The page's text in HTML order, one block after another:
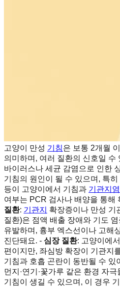
고양이 만성 기침은 보통 2개월
의미하며, 여러 질환의 신호일 수
바이러스나 세균 감염으로 인한
기침의 원인이 될 수 있으며, 특
등이 고양이에서 기침과 기관지염
여부는 PCR 검사나 배양을 통해
질환: 기관지
확장증이나 만성 기
질환)은 점액 배출 장애와 기도
유발하며, 흉부 엑스선이나 고해
진단돼요. - 심장 질환: 고양이에
편이지만, 좌심방 확장이 기관지
기침과 호흡 곤란이 동반될 수 있
먼지·연기·꽃가루 같은 환경 자
기침이 생길 수 있으며, 이 경우